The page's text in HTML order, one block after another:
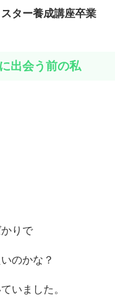
ター養成講座卒業
出会う前の私
りで
のかな？
いました。